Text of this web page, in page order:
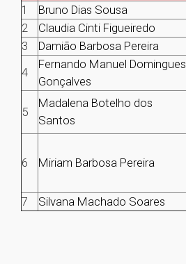
1
Bruno Dias Sousa
2
Claudia Cinti Figueiredo
3
Damião Barbosa Pereira
4
Fernando Manuel Domingues
Gonçalves
5
Madalena Botelho dos
Santos
6 Miriam Barbosa Pereira
7
Silvana Machado Soares